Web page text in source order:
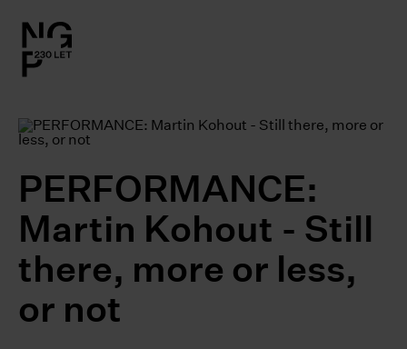
PERFORMANCE:
Martin Kohout - Still
there, more or less,
or not